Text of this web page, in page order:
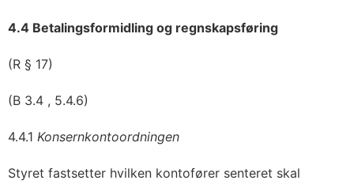
4.4 Betalingsformidling og regnskapsføring
(R § 17)
(B 3.4 , 5.4.6)
4.4.1 Konsernkontoordningen
Styret fastsetter hvilken kontofører senteret skal